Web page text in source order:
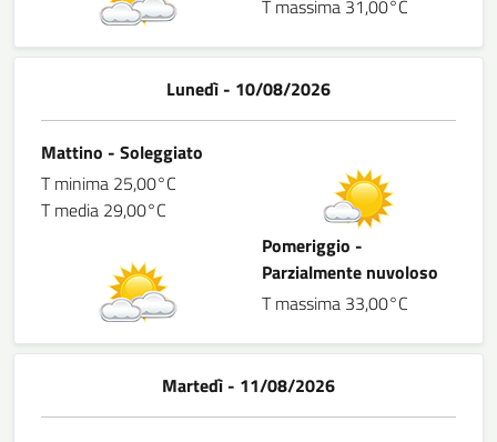
T massima 31,00°C
Lunedì - 10/08/2026
Mattino - Soleggiato
T minima 25,00°C
T media 29,00°C
Pomeriggio -
Parzialmente nuvoloso
T massima 33,00°C
Martedì - 11/08/2026